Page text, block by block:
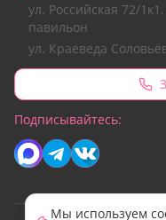
ул. Российская 72/
павильон
ул. Краеведа
Подписывайтесь:
Мы используем